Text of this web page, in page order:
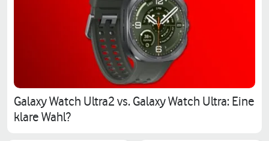
Galaxy Watch Ultra2 vs. Galaxy Watch Ultra: Eine
klare Wahl?